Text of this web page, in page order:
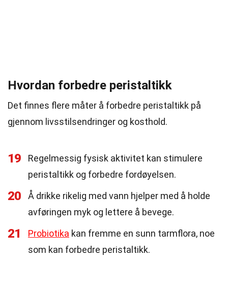
Hvordan forbedre peristaltikk
Det finnes flere måter å forbedre peristaltikk på
gjennom livsstilsendringer og kosthold.
19
Regelmessig fysisk aktivitet kan stimulere
peristaltikk og forbedre fordøyelsen.
20
Å drikke rikelig med vann hjelper med å holde
avføringen myk og lettere å bevege.
21 Probiotika kan fremme en sunn tarmflora, noe
som kan forbedre peristaltikk.